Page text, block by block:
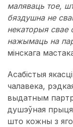
маляваць тое,
бяздушна не
некаторыя свае
нажымаць на
мінскага
Асабістыя
чалавека,
выдатным
душэўная
што кожны з